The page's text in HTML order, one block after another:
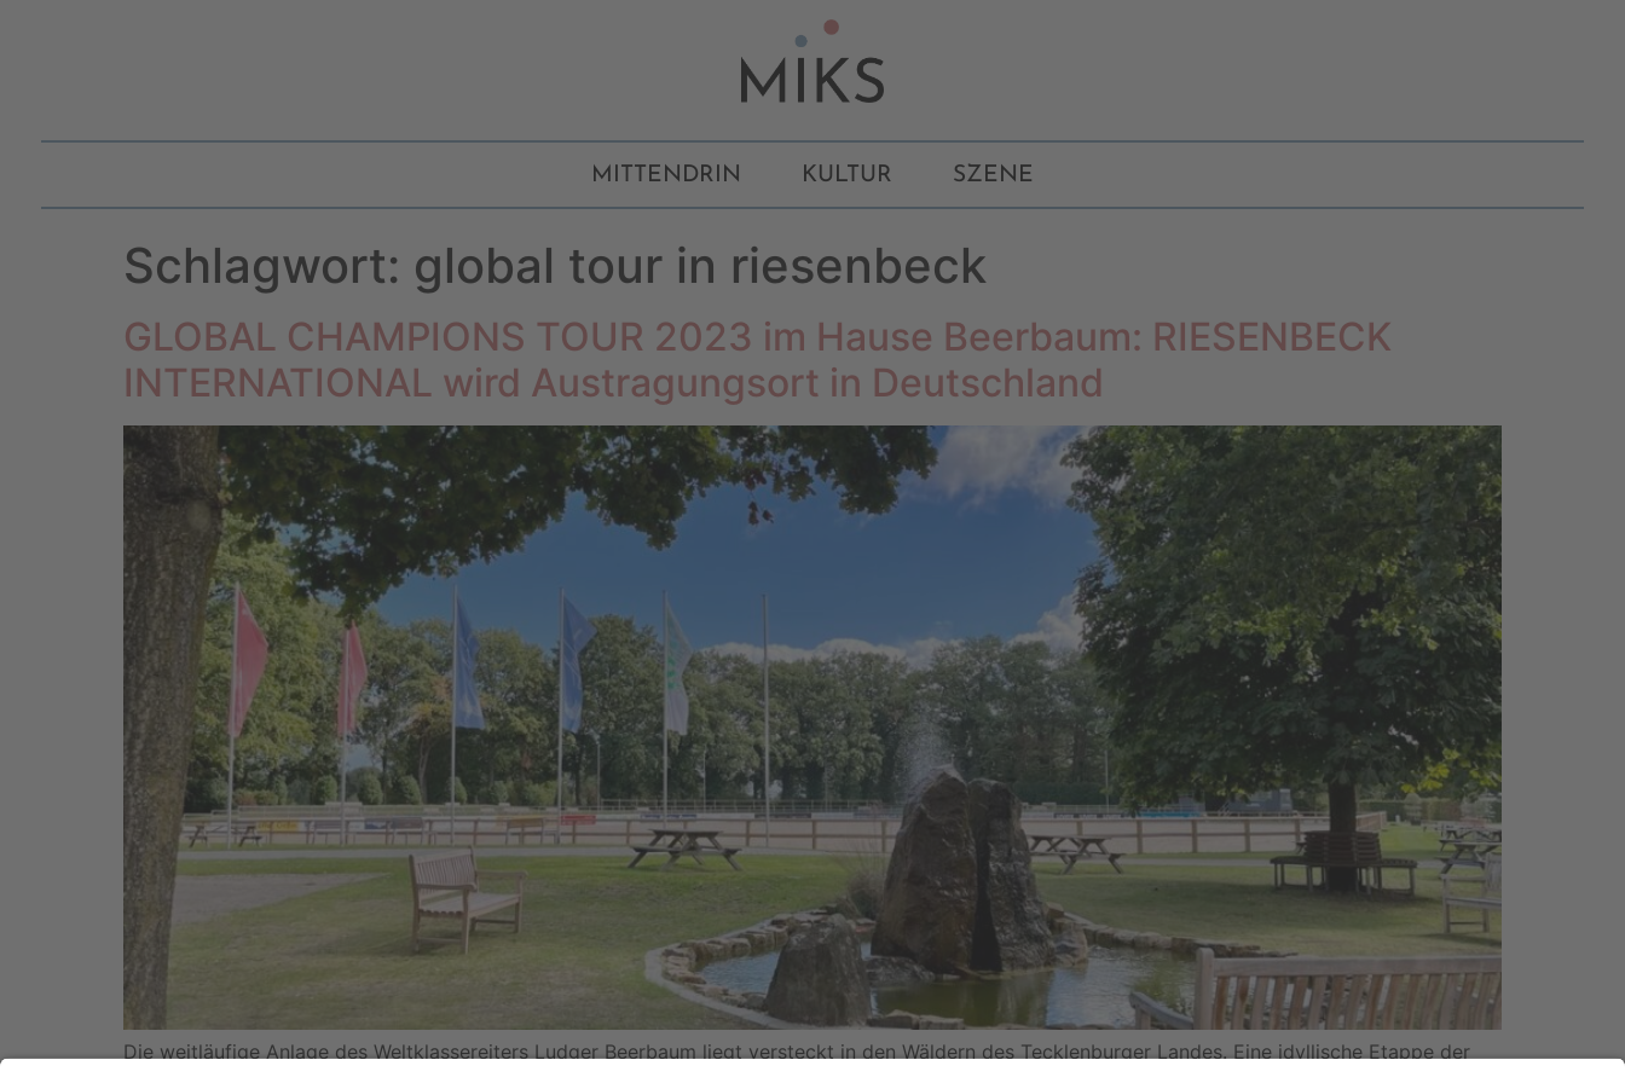
MITTENDRIN KULTUR SZENE
Schlagwort: global tour in riesenbeck
GLOBAL CHAMPIONS TOUR 2023 im Hause Beerbaum: RIESENBECK
INTERNATIONAL wird Austragungsort in Deutschland
Die weitläufige Anlage des Weltklassereiters Ludger Beerbaum liegt versteckt in den Wäldern des Tecklenburger Landes. Eine idyllische Etappe der